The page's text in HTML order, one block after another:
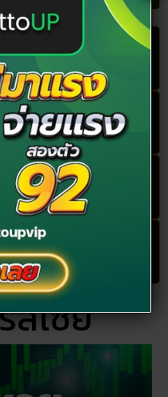
ไลน์ด่วน
รสมาชิก
ทงหวย
จหวย
เซีย